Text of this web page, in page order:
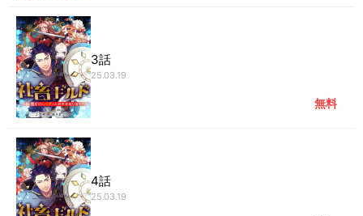
3話
25.03.19
無料
4話
25.03.19